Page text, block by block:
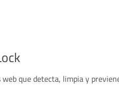
que detecta, limpia y